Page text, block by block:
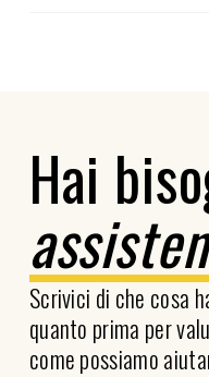
Hai
Scrivici di che cosa
quanto prima per
come possiamo